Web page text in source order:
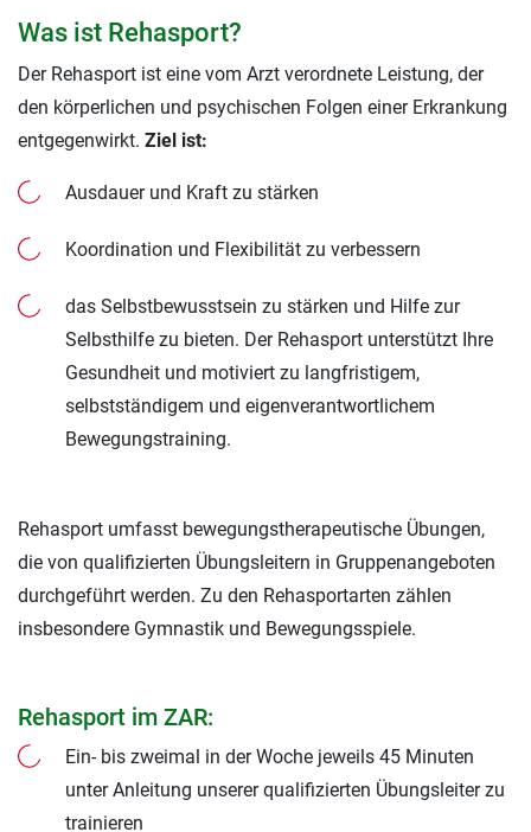
Was ist Rehasport?
Der Rehasport ist eine vom Arzt verordnete Leistung, der
den körperlichen und psychischen Folgen einer Erkrankung
entgegenwirkt. Ziel ist:
Ausdauer und Kraft zu stärken
Koordination und Flexibilität zu verbessern
das Selbstbewusstsein zu stärken und Hilfe zur
Selbsthilfe zu bieten. Der Rehasport unterstützt Ihre
Gesundheit und motiviert zu langfristigem,
selbstständigem und eigenverantwortlichem
Bewegungstraining.
Rehasport umfasst bewegungstherapeutische Übungen,
die von qualifizierten Übungsleitern in Gruppenangeboten
durchgeführt werden. Zu den Rehasportarten zählen
insbesondere Gymnastik und Bewegungsspiele.
Rehasport im ZAR:
Ein- bis zweimal in der Woche jeweils 45 Minuten
unter Anleitung unserer qualifizierten Übungsleiter zu
trainieren